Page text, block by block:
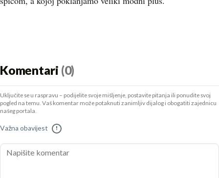
Komentari (0)
Uključite se u raspravu – podijelite svoje mišljenje, postavite pitanja ili ponudite svoj
pogled na temu. Vaš komentar može potaknuti zanimljiv dijalog i obogatiti zajednicu
našeg portala.
Važna obavijest !